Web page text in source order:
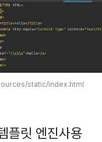
static/index.html
릿 엔진사용